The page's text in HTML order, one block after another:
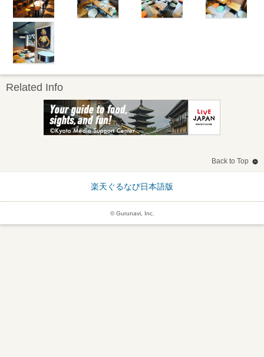
Related Info
Back to Top
楽天ぐるなび日本語版
© Gurunavi, Inc.